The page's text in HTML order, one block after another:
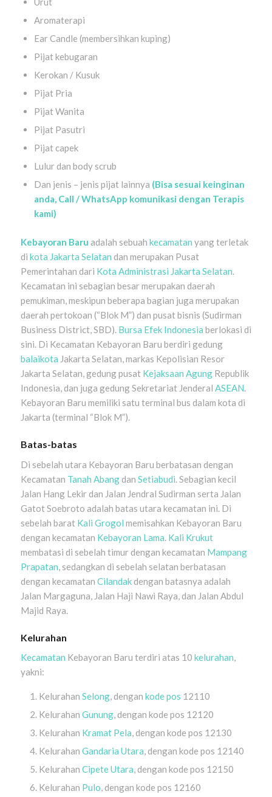
Aromaterapi
Ear Candle (membersihkan kuping)
Pijat kebugaran
Kerokan / Kusuk
Pijat Pria
Pijat Wanita
Pijat Pasutri
Pijat capek
Lulur dan body scrub
Dan jenis – jenis pijat lainnya (Bisa sesuai keinginan
anda, Call / WhatsApp komunikasi dengan Terapis
kami)
Kebayoran Baru adalah sebuah kecamatan yang terletak
di kota Jakarta Selatan dan merupakan Pusat
Pemerintahan dari Kota Administrasi Jakarta Selatan.
Kecamatan ini sebagian besar merupakan daerah
pemukiman, meskipun beberapa bagian juga merupakan
daerah pertokoan (“Blok M”) dan pusat bisnis (Sudirman
Business District, SBD). Bursa Efek Indonesia berlokasi di
sini. Di Kecamatan Kebayoran Baru berdiri gedung
balaikota Jakarta Selatan, markas Kepolisian Resor
Jakarta Selatan, gedung pusat Kejaksaan AgungRepublik
Indonesia, dan juga gedung Sekretariat Jenderal ASEAN.
Kebayoran Baru memiliki satu terminal bus dalam kota di
Jakarta (terminal “Blok M”).
Batas-batas
Di sebelah utara Kebayoran Baru berbatasan dengan
Kecamatan Tanah Abangdan Setiabudi . Sebagian kecil
Jalan Hang Lekir dan Jalan Jendral Sudirman serta Jalan
Gatot Soebroto adalah batas utara kecamatan ini. Di
sebelah barat Kali Grogol memisahkan Kebayoran Baru
dengan kecamatan Kebayoran Lama Kali Krukut
membatasi di sebelah timur dengan kecamatan Mampang
Prapatan , sedangkan di sebelah selatan berbatasan
dengan kecamatan Cilandakdengan batasnya adalah
Jalan Margaguna, Jalan Haji Nawi Raya, dan Jalan Abdul
Majid Raya.
Kelurahan
Kecamatan Kebayoran Baru terdiri atas 10 kelurahan,
yakni:
Kelurahan Selong, dengan kode pos 12110
Kelurahan Gunung, dengan kode pos 12120
Kelurahan Kramat Pela, dengan kode pos 12130
Kelurahan Gandaria Utara, dengan kode pos 12140
Kelurahan Cipete Utara, dengan kode pos 12150
Kelurahan Pulo, dengan kode pos 12160